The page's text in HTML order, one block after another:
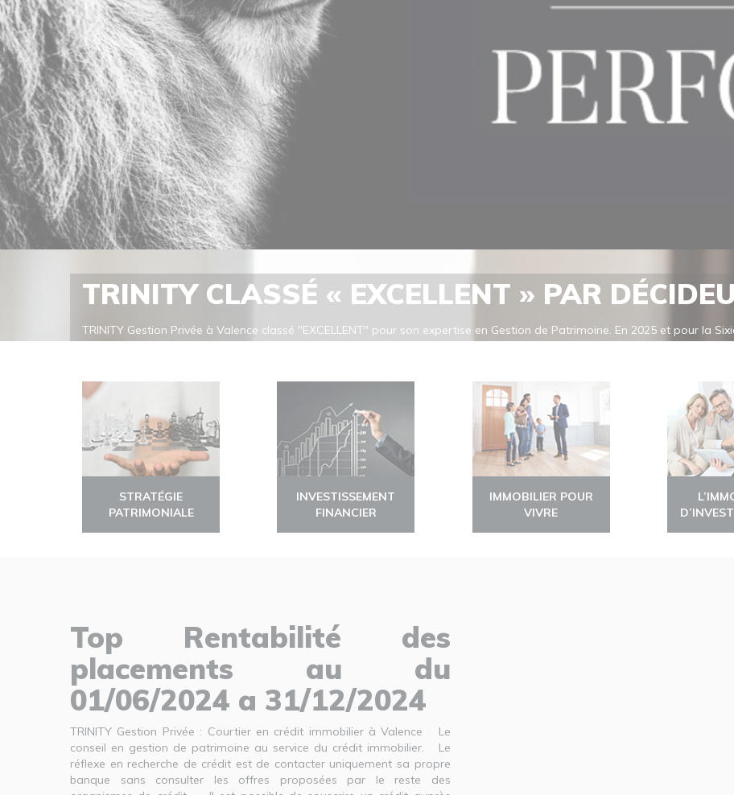
TRINITY CLASSÉ « EXCELLENT » PAR
TRINITY Gestion Privée à Valence classé "EXCELLENT" pour son expertise en Gestion de Patrimoine. En 2025 et pour la
classe TRINITY Gestion Privée dans la catégorie "Excellent" pour son expertise en Gestion de Patrimoine, confirmant
En savoir plus
STRATÉGIE
PATRIMONIALE
INVESTISSEMENT
FINANCIER
IMMOBILIER POUR
VIVRE
Top Rentabilité des
placements au du
01/06/2024 a 31/12/2024
TRINITY Gestion Privée : Courtier en crédit immobilier à Valence Le
conseil en gestion de patrimoine au service du crédit immobilier. Le
réflexe en recherche de crédit est de contacter uniquement sa propre
banque sans consulter les offres proposées par le reste des